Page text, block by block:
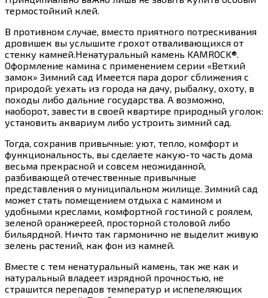
термостойкий клей.
В противном случае, вместо приятного потрескивания
дровишек вы услышите грохот отваливающихся от
стенку камней.Ненатуральный камень KAMROCK®.
Оформление камина с применением серии «Ветхий
замок» Зимний сад Имеется пара дорог сближения с
природой: уехать из города на дачу, рыбалку, охоту, в
походы либо дальние государства. А возможно,
наоборот, завести в своей квартире природный уголок:
установить аквариум либо устроить зимний сад.
Тогда, сохранив привычные: уют, тепло, комфорт и
функциональность, вы сделаете какую-то часть дома
весьма прекрасной и совсем неожиданной,
разбивающей отечественные привычные
представления о муниципальном жилище. Зимний сад
может стать помещением отдыха с камином и
удобными креслами, комфортной гостиной с роялем,
зеленой оранжереей, просторной столовой либо
бильярдной. Ничто так гармонично не выделит живую
зелень растений, как фон из камней.
Вместе с тем ненатуральный камень, так же как и
натуральный владеет изрядной прочностью, не
страшится перепадов температур и испепеляющих